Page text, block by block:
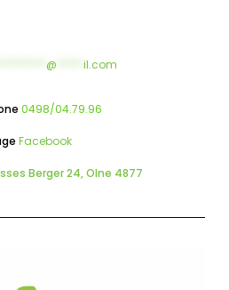
@ il.com
0498/04.79.96
Facebook
Berger 24, Olne 4877